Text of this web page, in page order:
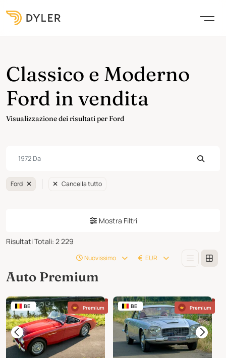
Classico e Moderno
Ford in vendita
Visualizzazione dei risultati per Ford
Ford Cancella tutto
Mostra Filtri
Risultati Totali: 2 229
Nuovissimo EUR
Auto Premium
BE Premium BE Premium